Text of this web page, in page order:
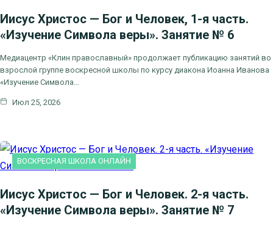
Иисус Христос — Бог и Человек, 1-я часть.
«Изучение Символа веры». Занятие № 6
Медиацентр «Клин православный» продолжает публикацию занятий во
взрослой группе воскресной школы по курсу диакона Иоанна Иванова
«Изучение Символа…
Июл 25, 2026
ВОСКРЕСНАЯ ШКОЛА ОНЛАЙН
Иисус Христос — Бог и Человек. 2-я часть.
«Изучение Символа веры». Занятие № 7